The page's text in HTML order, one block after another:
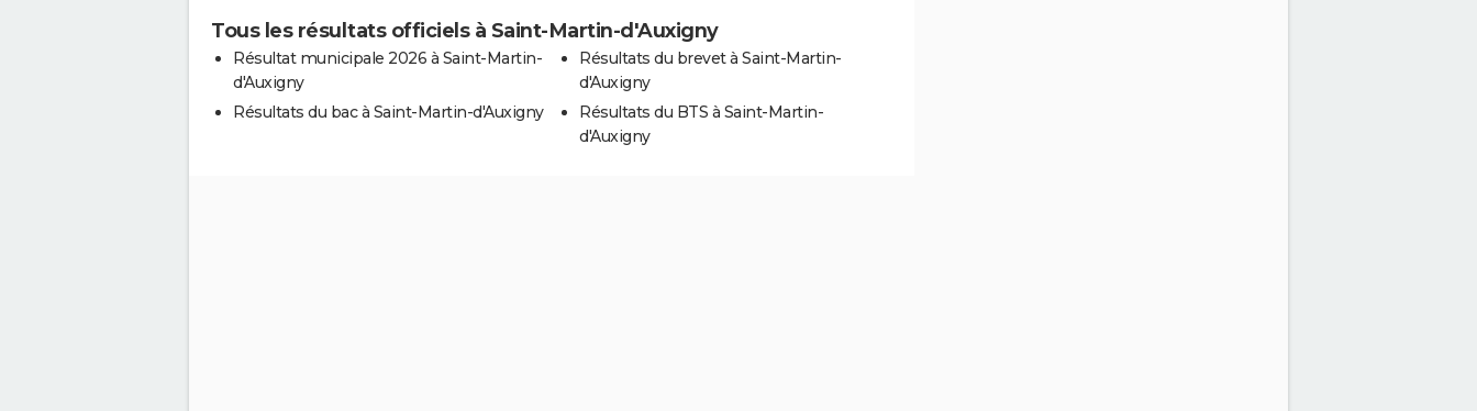
Tous les résultats officiels à Saint-Martin-d'Auxigny
Résultat municipale 2026 à Saint-Martin-
d'Auxigny
Résultats du bac à Saint-Martin-d'Auxigny
Résultats du brevet à Saint-Martin-
d'Auxigny
Résultats du BTS à Saint-Martin-
d'Auxigny